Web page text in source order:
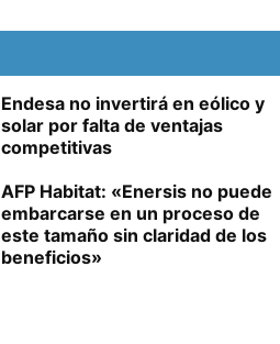
Endesa no invertirá en eólico y
solar por falta de ventajas
competitivas
AFP Habitat: «Enersis no puede
embarcarse en un proceso de
este tamaño sin claridad de los
beneficios»